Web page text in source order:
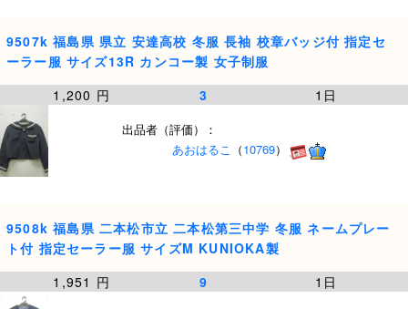
9507k 福島県 県立 安達高校 冬服 長袖 校章バッジ付 指定セ
ーラー服 サイズ13R カンコー製 女子制服
1,200 円
3 1日
出品者（評価）：
あおはるこ （10769）
9508k 福島県 二本松市立 二本松第三中学 冬服 ネームプレー
ト付 指定セーラー服 サイズM KUNIOKA製
1,951 円
9 1日